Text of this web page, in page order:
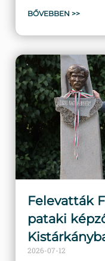
BŐVEBBEN >>
Felevatták
pataki
2026-07-12